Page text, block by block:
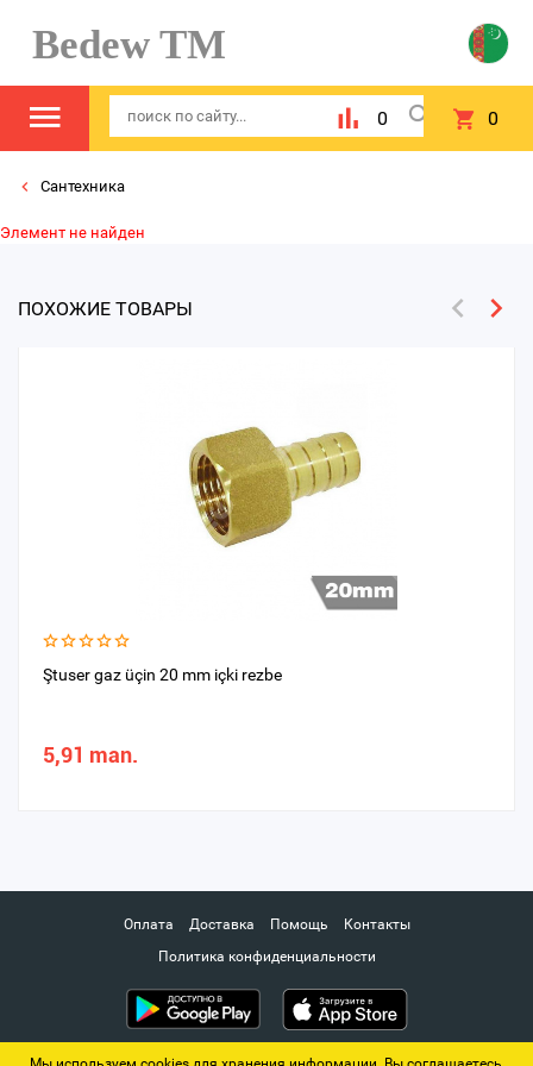
Bedew TM
0 0
Сантехника
Элемент не найден
ПОХОЖИЕ ТОВАРЫ
Ştuser gaz üçin 20 mm içki rezbe
5,91 man.
Оплата Доставка Помощь
Контакты
Политика конфиденциальности